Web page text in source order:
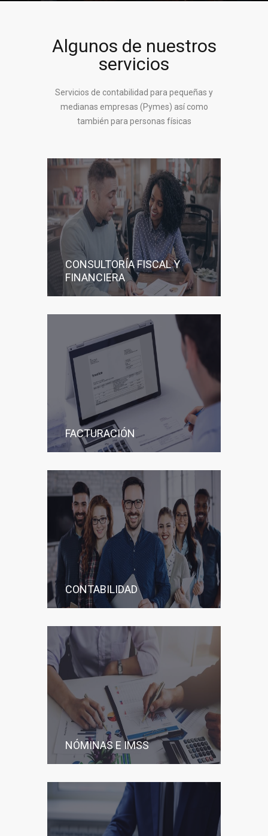
Algunos de nuestros
servicios
Servicios de contabilidad para pequeñas y
medianas empresas (Pymes) así como
también para personas físicas
CONSULTORÍA FISCAL Y
FINANCIERA
FACTURACIÓN
CONTABILIDAD
NÓMINAS E IMSS